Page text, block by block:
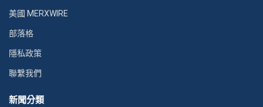
美國 MERXWIRE
部落格
隱私政策
聯繫我們
新聞分類